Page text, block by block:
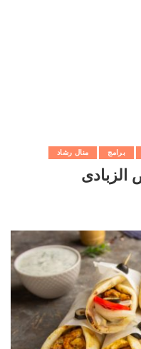
برامج منال رشاد
الزبادى